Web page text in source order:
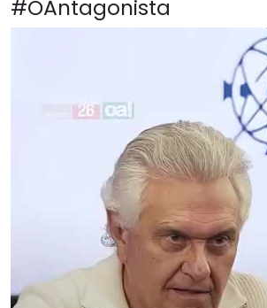
#OAntagonista